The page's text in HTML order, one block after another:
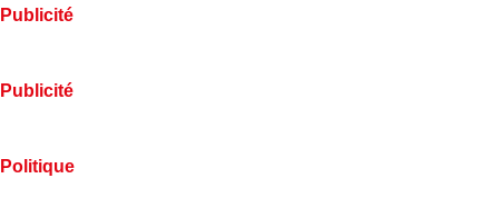
Publicité
Publicité
Politique